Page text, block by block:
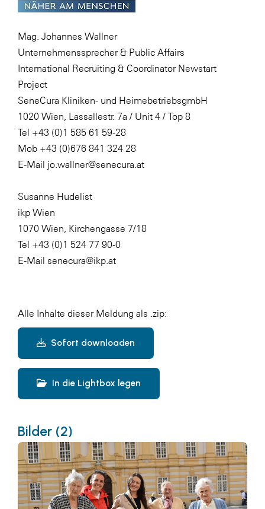
Mag. Johannes Wallner
Unternehmenssprecher & Public Affairs
International Recruiting & Coordinator Newstart
Project
SeneCura Kliniken- und HeimebetriebsgmbH
1020 Wien, Lassallestr. 7a / Unit 4 / Top 8
Tel +43 (0)1 585 61 59-28
Mob +43 (0)676 841 324 28
E-Mail jo.wallner@senecura.at
Susanne Hudelist
ikp Wien
1070 Wien, Kirchengasse 7/18
Tel +43 (0)1 524 77 90-0
E-Mail senecura@ikp.at
Alle Inhalte dieser Meldung als .zip:
Sofort downloaden
In die Lightbox legen
Bilder (2)